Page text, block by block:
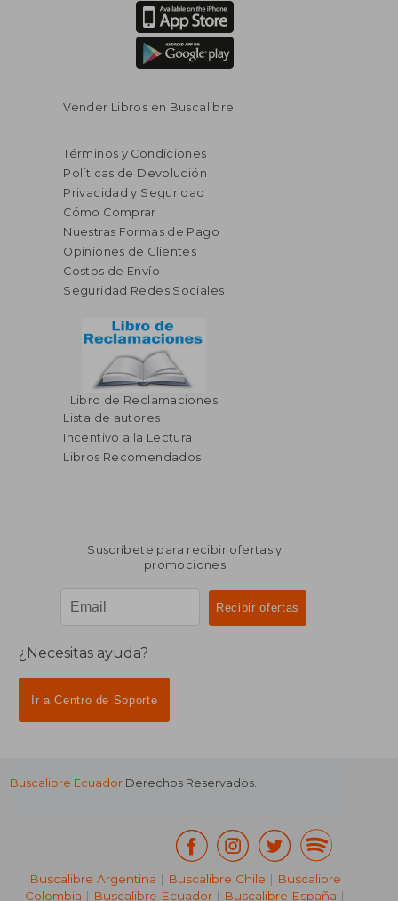
45%
dcto.
$ 125.91
Vender Libros en Buscalibre
Términos y Condiciones
Políticas de Devolución
Privacidad y Seguridad
Cómo Comprar
Nuestras Formas de Pago
Opiniones de Clientes
Costos de Envío
Seguridad Redes Sociales
Libro de Reclamaciones
Lista de autores
Incentivo a la Lectura
Libros Recomendados
Suscríbete para recibir ofertas y
promociones
¿Necesitas ayuda?
Ir a Centro de Soporte
Buscalibre Ecuador Derechos Reservados.
Buscalibre Argentina | Buscalibre Chile | Buscalibre
Colombia | Buscalibre Ecuador | Buscalibre España |